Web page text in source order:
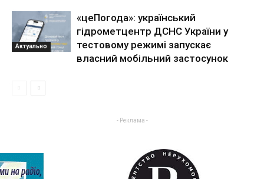
Актуально
«цеПогода»: український
гідрометцентр ДСНС України у
тестовому режимі запускає
власний мобільний застосунок
- Реклама -